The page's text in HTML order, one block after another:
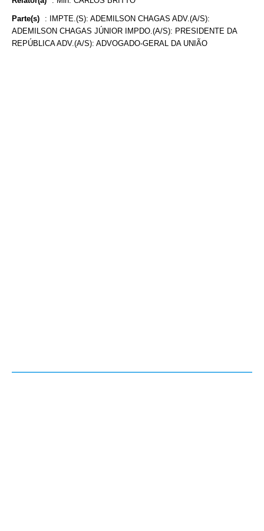
Parte(s) :
IMPTE.(S): ADEMILSON CHAGAS ADV.(A/S):
ADEMILSON CHAGAS JÚNIOR IMPDO.(A/S): PRESIDENTE DA
REPÚBLICA ADV.(A/S): ADVOGADO-GERAL DA UNIÃO